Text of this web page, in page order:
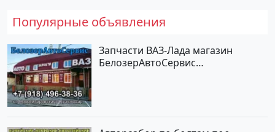
Популярные объявления
Запчасти ВАЗ-Лада магазин
БелозерАвтоСервис